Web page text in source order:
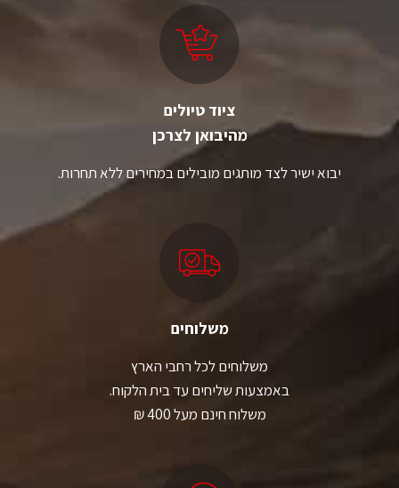
ציוד טיולים
מהיבואן לצרכן
יבוא ישיר לצד מותגים מובילים במחירים ללא תחרות.
משלוחים
משלוחים לכל רחבי הארץ
באמצעות שליחים עד בית הלקוח.
משלוח חינם מעל 400 ₪